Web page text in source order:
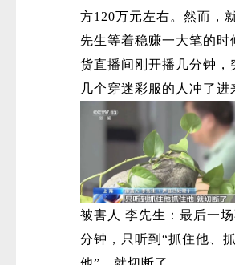
方120万元左右。然而，
先生等着稳赚一大笔的时
货直播间刚开播几分钟，
几个穿迷彩服的人冲了进
被害人 李先生：最后一
分钟，只听到“抓住他、